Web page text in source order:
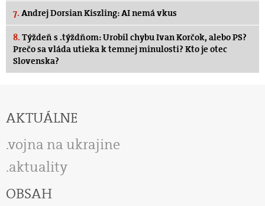
7. Andrej Dorsian Kiszling: AI nemá vkus
8. Týždeň s .týždňom: Urobil chybu Ivan Korčok, alebo PS?
Prečo sa vláda utieka k temnej minulosti? Kto je otec
Slovenska?
AKTUÁLNE
vojna na ukrajine
aktuality
OBSAH